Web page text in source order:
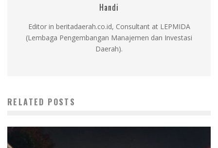
Handi
Editor in beritadaerah.co.id, Consultant at LEPMIDA
(Lembaga Pengembangan Manajemen dan Investasi
Daerah).
RELATED POSTS